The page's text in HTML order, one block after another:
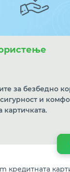
за безбедно
и
картичката.
кредитната